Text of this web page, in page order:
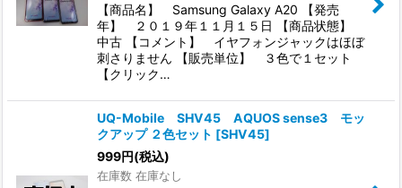
【商品名】 Samsung Galaxy A20 【発売
年】 ２０１９年１１月１５日 【商品状態】
中古 【コメント】 イヤフォンジャックはほぼ
刺さりません 【販売単位】 ３色で１セット
【クリック…
UQ-Mobile SHV45 AQUOS sense3 モッ
クアップ ２色セット [SHV45]
999円(税込)
在庫数 在庫なし